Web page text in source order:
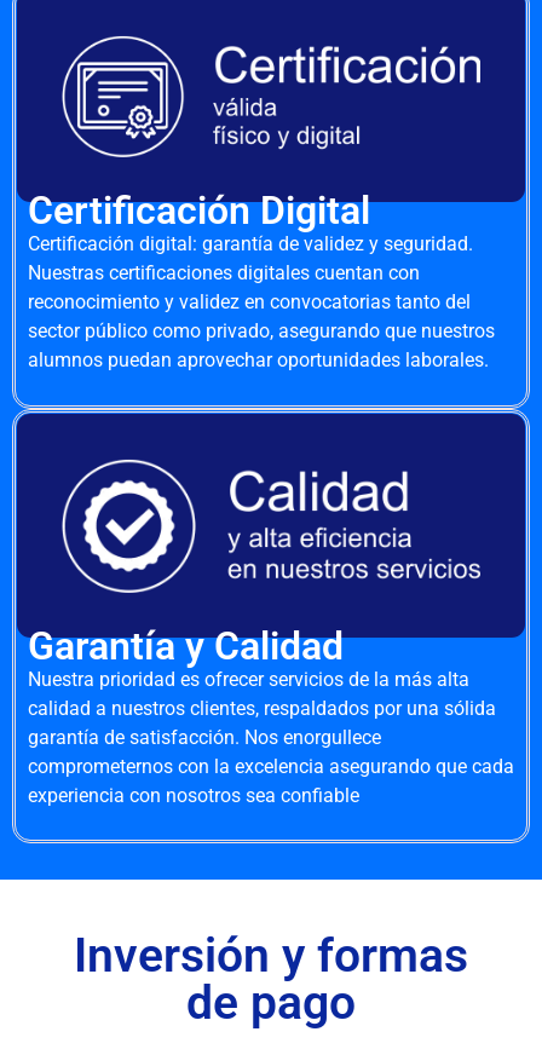
Certificación Digital
Certificación digital: garantía de validez y seguridad.
Nuestras certificaciones digitales cuentan con
reconocimiento y validez en convocatorias tanto del
sector público como privado, asegurando que nuestros
alumnos puedan aprovechar oportunidades laborales.
Garantía y Calidad
Nuestra prioridad es ofrecer servicios de la más alta
calidad a nuestros clientes, respaldados por una sólida
garantía de satisfacción. Nos enorgullece
comprometernos con la excelencia asegurando que cada
experiencia con nosotros sea confiable
Inversión y formas
de pago